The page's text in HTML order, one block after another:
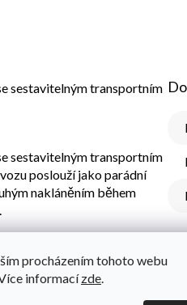
procházením tohoto webu
informacízde.
sestavitelným transportním
sestavitelným transportním
poslouží jako parádní
nakláněním během
velitele Bacaru a 3
minifigurky LEGO do
na vyvýšené